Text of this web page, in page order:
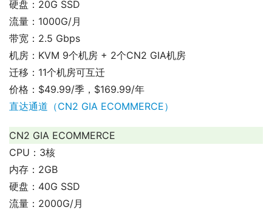
硬盘：20G SSD
流量：1000G/月
带宽：2.5 Gbps
机房：KVM 9个机房 + 2个CN2 GIA机房
迁移：11个机房可互迁
价格：$49.99/季，$169.99/年
直达通道（CN2 GIA ECOMMERCE）
CN2 GIA ECOMMERCE
CPU：3核
内存：2GB
硬盘：40G SSD
流量：2000G/月